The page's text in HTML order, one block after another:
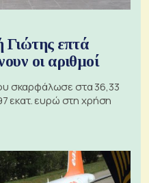
Γιώτης επτά
οι αριθμοί
σκαρφάλωσε στα 36,33
εκατ. ευρώ στη χρήση